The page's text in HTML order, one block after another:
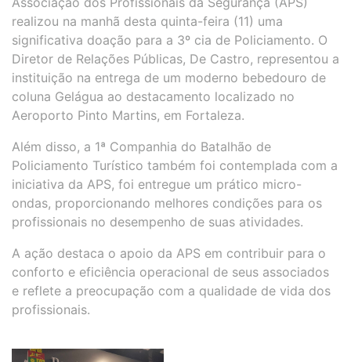
realizou na manhã desta quinta-feira (11) uma
significativa doação para a 3º cia de Policiamento. O
Diretor de Relações Públicas, De Castro, representou a
instituição na entrega de um moderno bebedouro de
coluna Gelágua ao destacamento localizado no
Aeroporto Pinto Martins, em Fortaleza.
Além disso, a 1ª Companhia do Batalhão de
Policiamento Turístico também foi contemplada com a
iniciativa da APS, foi entregue um prático micro-
ondas, proporcionando melhores condições para os
profissionais no desempenho de suas atividades.
A ação destaca o apoio da APS em contribuir para o
conforto e eficiência operacional de seus associados
e reflete a preocupação com a qualidade de vida dos
profissionais.